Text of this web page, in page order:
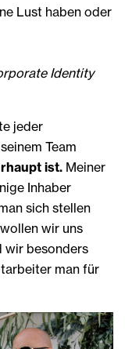
Lust haben oder
Identity
jeder
Team
ist. Meiner
Inhaber
sich stellen
wir uns
wir besonders
man für